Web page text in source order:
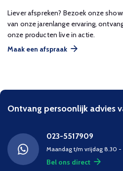
Liever afspreken? Bezoek onze
van onze jarenlange ervaring,
onze producten live in actie.
Maak een afspraak
Ontvang persoonlijk advies
023-5517909
Maandag t/m vrijdag 8.30 -
Bel ons direct